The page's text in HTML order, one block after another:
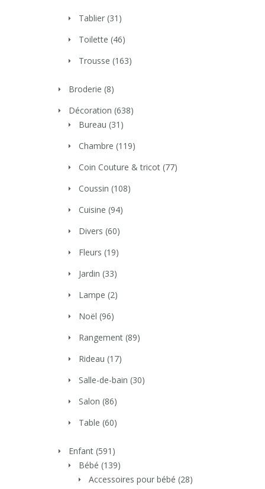
Tablier (31)
Toilette (46)
Trousse (163)
Broderie (8)
Décoration (638)
Bureau (31)
Chambre (119)
Coin Couture & tricot (77)
Coussin (108)
Cuisine (94)
Divers (60)
Fleurs (19)
Jardin (33)
Lampe (2)
Noël (96)
Rangement (89)
Rideau (17)
Salle-de-bain (30)
Salon (86)
Table (60)
Enfant (591)
Bébé (139)
Accessoires pour bébé (28)